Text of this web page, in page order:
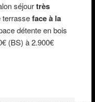
séjourtrès
terrasseface à la
détente en bois
(BS) à 2.900€